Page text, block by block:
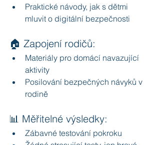
Praktické návody, jak s dětmi
mluvit o digitální bezpečnosti
🏠 Zapojení rodičů:
Materiály pro domácí navazující
aktivity
Posilování bezpečných návyků v
rodině
📊 Měřitelné výsledky:
Zábavné testování pokroku